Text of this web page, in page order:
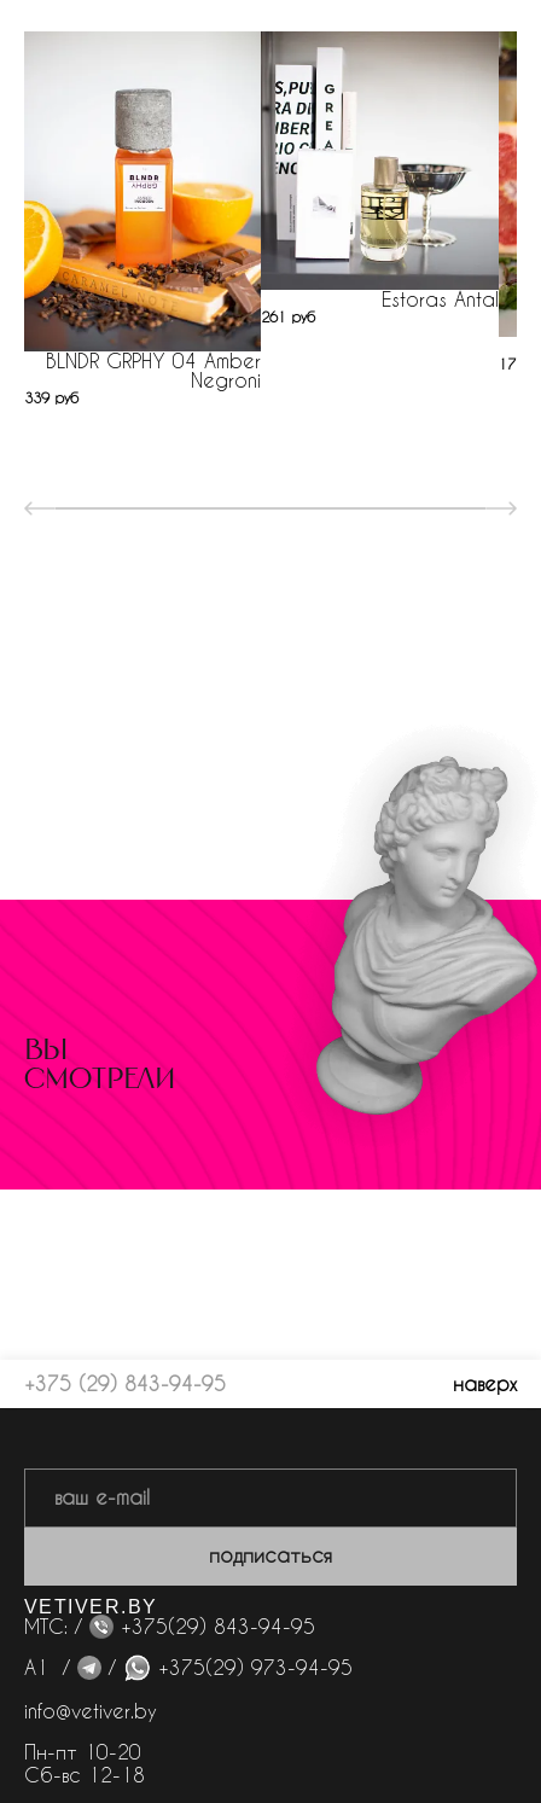
BLNDR GRPHY 04 Amber
Negroni
339 руб
Estoras Antal
261 руб
17
вы
смотрели
+375 (29) 843-94-95 наверх
подписаться
VETIVER.BY
МТС: /
+375(29) 843-94-95
А1 /
/
+375(29) 973-94-95
info@vetiver.by
Пн-пт 10-20
Сб-вс 12-18